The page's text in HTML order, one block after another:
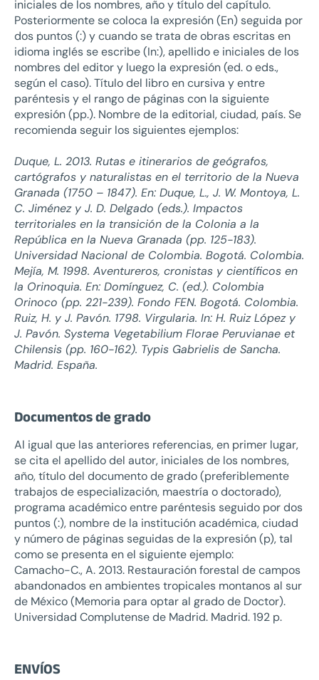
iniciales de los nombres, año y título del capítulo.
Posteriormente se coloca la expresión (En) seguida por
dos puntos (:) y cuando se trata de obras escritas en
idioma inglés se escribe (In:), apellido e iniciales de los
nombres del editor y luego la expresión (ed. o eds.,
según el caso). Título del libro en cursiva y entre
paréntesis y el rango de páginas con la siguiente
expresión (pp.). Nombre de la editorial, ciudad, país. Se
recomienda seguir los siguientes ejemplos:
Duque, L. 2013. Rutas e itinerarios de geógrafos,
cartógrafos y naturalistas en el territorio de la Nueva
Granada (1750 – 1847). En: Duque, L., J. W. Montoya, L.
C. Jiménez y J. D. Delgado (eds.). Impactos
territoriales en la transición de la Colonia a la
República en la Nueva Granada (pp. 125-183).
Universidad Nacional de Colombia. Bogotá. Colombia.
Mejía, M. 1998. Aventureros, cronistas y científicos en
la Orinoquia. En: Domínguez, C. (ed.). Colombia
Orinoco (pp. 221-239). Fondo FEN. Bogotá. Colombia.
Ruiz, H. y J. Pavón. 1798. Virgularia. In: H. Ruiz López y
J. Pavón. Systema Vegetabilium Florae Peruvianae et
Chilensis (pp. 160-162). Typis Gabrielis de Sancha.
Madrid. España.
Documentos de grado
Al igual que las anteriores referencias, en primer lugar,
se cita el apellido del autor, iniciales de los nombres,
año, título del documento de grado (preferiblemente
trabajos de especialización, maestría o doctorado),
programa académico entre paréntesis seguido por dos
puntos (:), nombre de la institución académica, ciudad
y número de páginas seguidas de la expresión (p), tal
como se presenta en el siguiente ejemplo:
Camacho-C., A. 2013. Restauración forestal de campos
abandonados en ambientes tropicales montanos al sur
de México (Memoria para optar al grado de Doctor).
Universidad Complutense de Madrid. Madrid. 192 p.
ENVÍOS